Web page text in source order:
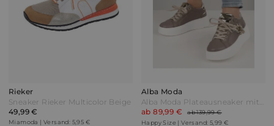
Rieker
Sneaker Rieker Multicolor Beige
49,99 €
Miamoda | Versand: 5,95 €
Alba Moda
Alba Moda Plateausneaker mit funkelnden Ziersteinen Taupe Grau
ab 89,99 €
ab 139,99 €
Happy Size | Versand: 5,99 €